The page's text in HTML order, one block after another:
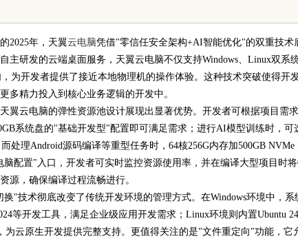
2025年，天翼云电脑凭借"零信任安全架构+AI智能优化"的双重技术
主研发的云端桌面服务，天翼云电脑不仅支持Windows、Linux双系
为开发者提供了接近本地物理机的操作体验。这种技术突破使得开
多精力投入到核心业务逻辑的开发中。
翼云电脑的弹性资源池设计展现出显著优势。开发者可根据项目需
系统盘的"基础开发型"配置即可满足需求；进行AI模型训练时，可
处理Android源码编译等重型任务时，64核256G内存加500GB
配置"入口，开发者可实时监控资源使用率，并在编译大型项目时
源，确保编译过程流畅进行。
"技术彻底改变了传统开发环境的管理方式。在Windows环境中，系
等开发工具，满足企业级应用开发需求；Linux环境则内置Ubuntu
为云原生开发提供完整支持。更值得关注的是"文件重定向"功能，
与智蓝全系解析，跑得多省得多 花钱，ai